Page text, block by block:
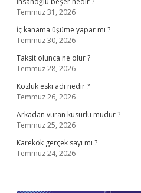
Temmuz 31, 2026
İç kanama üşüme yapar mı ?
Temmuz 30, 2026
Taksit olunca ne olur ?
Temmuz 28, 2026
Kozluk eski adı nedir ?
Temmuz 26, 2026
Arkadan vuran kusurlu mudur ?
Temmuz 25, 2026
Karekök gerçek sayı mı ?
Temmuz 24, 2026